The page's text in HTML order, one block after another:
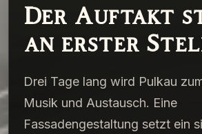
Der Auftakt
an erster
Drei Tage lang wird Pulkau
Musik und Austausch. Eine
Fassadengestaltung setzt ein